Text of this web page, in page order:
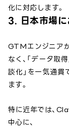
化に対応します。
3. 日本市場に
GTMエンジニア
なく、「データ取
談化」を一気通
ます。
特に近年では、
中心に、